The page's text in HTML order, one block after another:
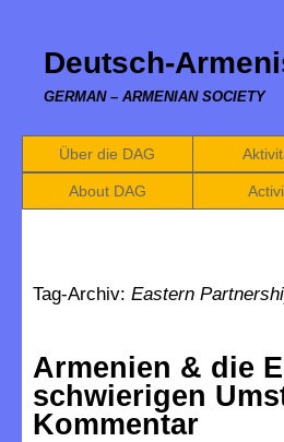
Deutsch-
GERMAN – ARMENIAN SOCIETY
Über die DAG
About DAG
Tag-Archiv: Eastern
Armenien & die
schwierigen
Kommentar